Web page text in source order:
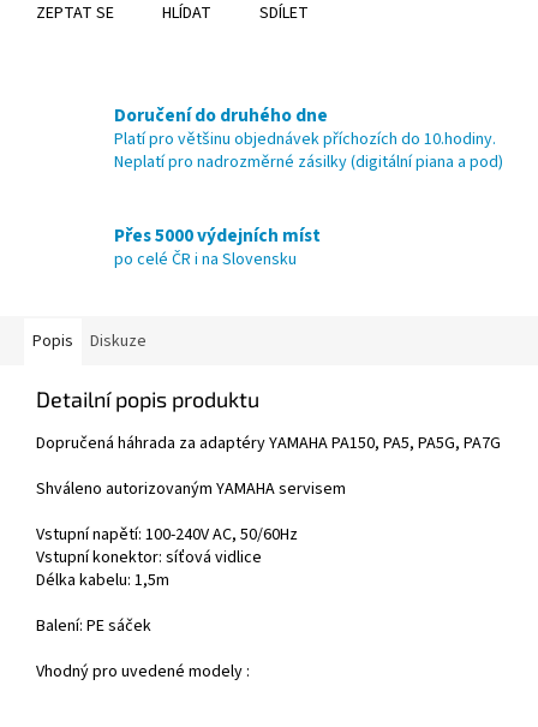
ZEPTAT SE HLÍDAT SDÍLET
Doručení do druhého dne
Platí pro většinu objednávek příchozích do 10.hodiny.
Neplatí pro nadrozměrné zásilky (digitální piana a pod)
Přes 5000 výdejních míst
po celé ČR i na Slovensku
Popis Diskuze
Detailní popis produktu
Dopručená háhrada za adaptéry YAMAHA PA150, PA5, PA5G, PA7G
Shváleno autorizovaným YAMAHA servisem
Vstupní napětí: 100-240V AC, 50/60Hz
Vstupní konektor: síťová vidlice
Délka kabelu: 1,5m
Balení: PE sáček
Vhodný pro uvedené modely :